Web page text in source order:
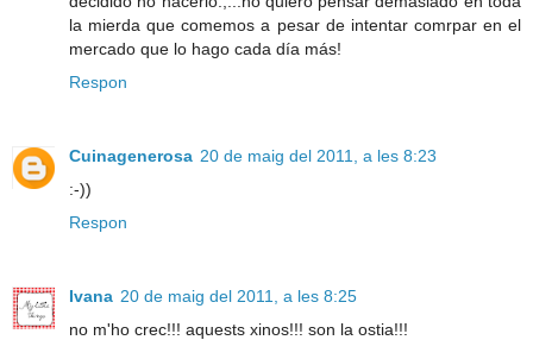
la mierda que comemos a pesar de intentar comrpar en el
mercado que lo hago cada día más!
Respon
Cuinagenerosa 20 de maig del 2011, a les 8:23
:-))
Respon
Ivana 20 de maig del 2011, a les 8:25
no m'ho crec!!! aquests xinos!!! son la ostia!!!